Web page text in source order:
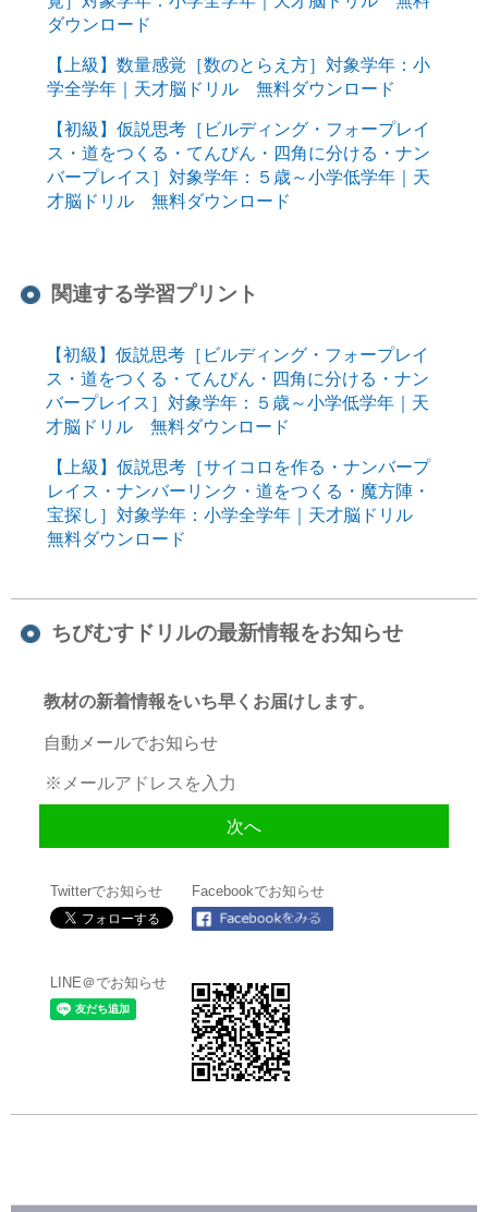
ダウンロード
【上級】数量感覚［数のとらえ方］対象学年：小
学全学年｜天才脳ドリル 無料ダウンロード
【初級】仮説思考［ビルディング・フォープレイ
ス・道をつくる・てんびん・四角に分ける・ナン
バープレイス］対象学年：５歳～小学低学年｜天
才脳ドリル 無料ダウンロード
関連する学習プリント
【初級】仮説思考［ビルディング・フォープレイ
ス・道をつくる・てんびん・四角に分ける・ナン
バープレイス］対象学年：５歳～小学低学年｜天
才脳ドリル 無料ダウンロード
【上級】仮説思考［サイコロを作る・ナンバープ
レイス・ナンバーリンク・道をつくる・魔方陣・
宝探し］対象学年：小学全学年｜天才脳ドリル
無料ダウンロード
ちびむすドリルの最新情報をお知らせ
教材の新着情報をいち早くお届けします。
自動メールでお知らせ
Twitterでお知らせ Facebookでお知らせ
LINE＠でお知らせ